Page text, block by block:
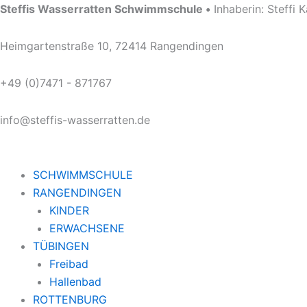
Zum
springen
Steffis Wasserratten Schwimmschule • Inhaberin: Steffi
Heimgartenstraße 10, 72414 Rangendingen
+49 (0)7471 - 871767
info@steffis-wasserratten.de
SCHWIMMSCHULE
RANGENDINGEN
KINDER
ERWACHSENE
TÜBINGEN
Freibad
Hallenbad
ROTTENBURG